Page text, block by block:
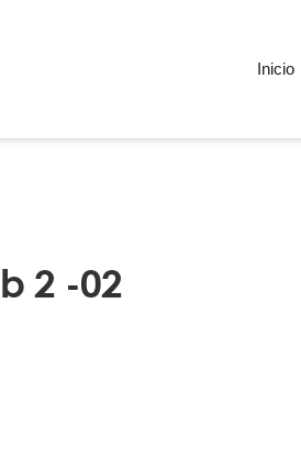
Inicio
2 -02